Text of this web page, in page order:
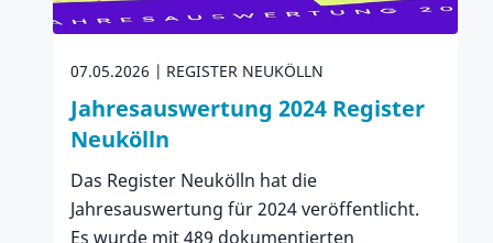
07.05.2026 REGISTER NEUKÖLLN
Jahresauswertung 2024 Register
Neukölln
Das Register Neukölln hat die
Jahresauswertung für 2024 veröffentlicht.
Es wurde mit 489 dokumentierten